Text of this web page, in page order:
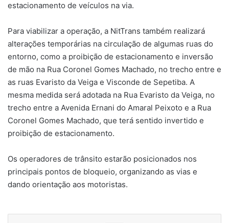
estacionamento de veículos na via.
Para viabilizar a operação, a NitTrans também realizará
alterações temporárias na circulação de algumas ruas do
entorno, como a proibição de estacionamento e inversão
de mão na Rua Coronel Gomes Machado, no trecho entre e
as ruas Evaristo da Veiga e Visconde de Sepetiba. A
mesma medida será adotada na Rua Evaristo da Veiga, no
trecho entre a Avenida Ernani do Amaral Peixoto e a Rua
Coronel Gomes Machado, que terá sentido invertido e
proibição de estacionamento.
Os operadores de trânsito estarão posicionados nos
principais pontos de bloqueio, organizando as vias e
dando orientação aos motoristas.